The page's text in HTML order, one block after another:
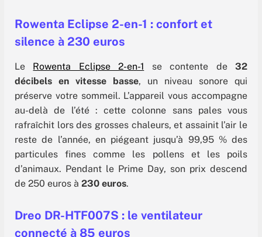
Rowenta Eclipse 2-en-1 : confort et
silence à 230 euros
Le Rowenta Eclipse 2-en-1 se contente de32
décibels en vitesse basse, un niveau sonore qui
préserve votre sommeil. L’appareil vous accompagne
au-delà de l’été : cette colonne sans pales vous
rafraîchit lors des grosses chaleurs, et assainit l’air le
reste de l’année, en piégeant jusqu’à 99,95 % des
particules fines comme les pollens et les poils
d’animaux. Pendant le Prime Day, son prix descend
de 250 euros à 230 euros.
Dreo DR-HTF007S : le ventilateur
connecté à 85 euros